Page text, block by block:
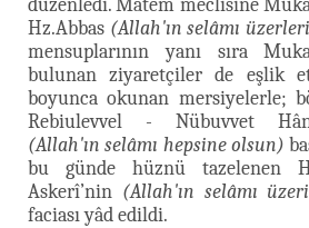
düzenledi. Matem meclisine
Hz.Abbas (Allah'ın selâmı
mensuplarının yanı sıra
bulunan ziyaretçiler de eşlik
boyunca okunan mersiyelerle;
Rebiulevvel - Nübuvvet
(Allah'ın selâmı hepsine olsun)
bu günde hüznü tazelenen
Askerî’nin (Allah'ın selâmı
faciası yâd edildi.